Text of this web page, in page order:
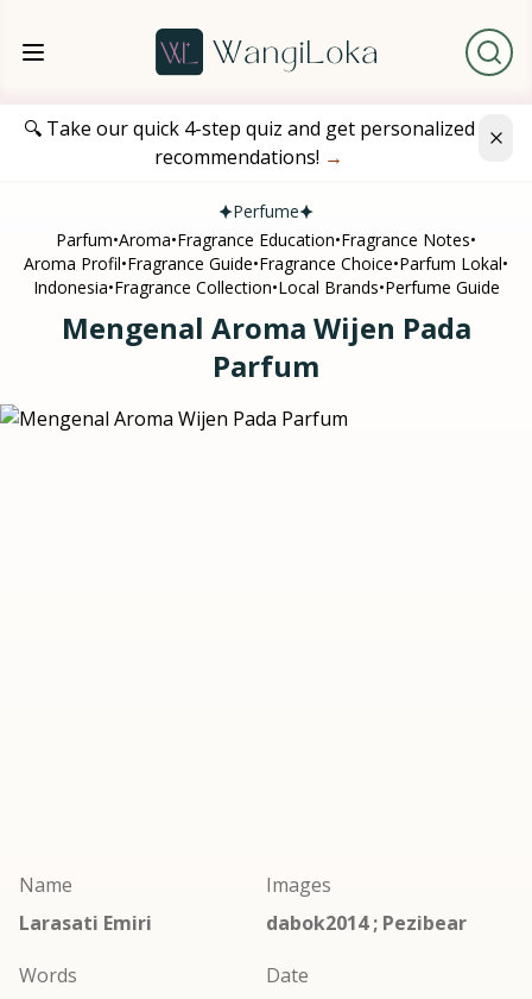
🔍 Take our quick 4-step quiz and get personalized
recommendations! →
Perfume
Parfum•Aroma•Fragrance Education•Fragrance Notes•
Aroma Profil•Fragrance Guide•Fragrance Choice•Parfum Lokal•
Indonesia•Fragrance Collection•Local Brands•Perfume Guide
Mengenal Aroma Wijen Pada
Parfum
Name
Larasati Emiri
Images
dabok2014 ; Pezibear
Words
Date